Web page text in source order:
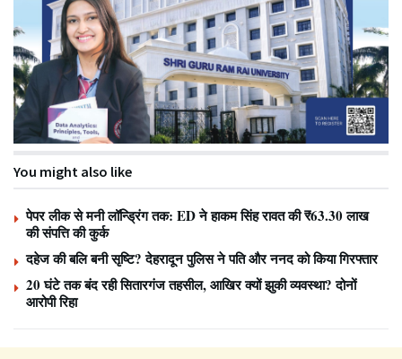
You might also like
पेपर लीक से मनी लॉन्ड्रिंग तक: ED ने हाकम सिंह रावत की ₹63.30 लाख
की संपत्ति की कुर्क
दहेज की बलि बनी सृष्टि? देहरादून पुलिस ने पति और ननद को किया गिरफ्तार
20 घंटे तक बंद रही सितारगंज तहसील, आखिर क्यों झुकी व्यवस्था? दोनों
आरोपी रिहा